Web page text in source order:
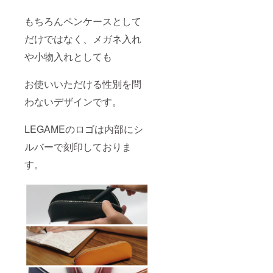
もちろんペンケースとして
だけではなく、メガネ入れ
や小物入れとしても
お使いいただける性別を問
わないデザインです。
LEGAMEのロゴは内部にシ
ルバーで刻印しておりま
す。